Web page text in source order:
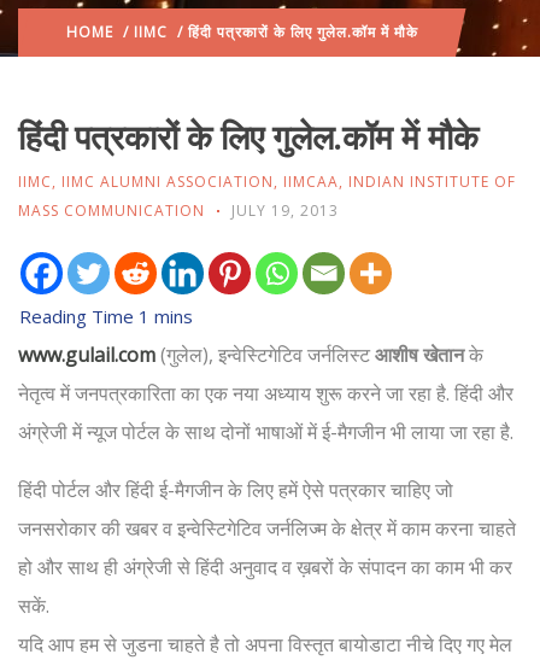
HOME / IIMC / हिंदी पत्रकारों के लिए गुलेल.कॉम में मौके
हिंदी पत्रकारों के लिए गुलेल.कॉम में मौके
IIMC, IIMC ALUMNI ASSOCIATION, IIMCAA, INDIAN INSTITUTE OF
MASS COMMUNICATION
JULY 19, 2013
www.gulail.com(गुलेल), इन्वेस्टिगेटिव जर्नलिस्टआशीष खेतानके
नेतृत्व में जनपत्रकारिता का एक नया अध्याय शुरू करने जा रहा है. हिंदी और
अंग्रेजी में न्यूज पोर्टल के साथ दोनों भाषाओं में ई-मैगजीन भी लाया जा रहा है.
हिंदी पोर्टल और हिंदी ई-मैगजीन के लिए हमें ऐसे पत्रकार चाहिए जो
जनसरोकार की खबर व इन्वेस्टिगेटिव जर्नलिज्म के क्षेत्र में काम करना चाहते
हो और साथ ही अंग्रेजी से हिंदी अनुवाद व ख़बरों के संपादन का काम भी कर
सकें.
यदि आप हम से जुडना चाहते है तो अपना विस्तृत बायोडाटा नीचे दिए गए मेल